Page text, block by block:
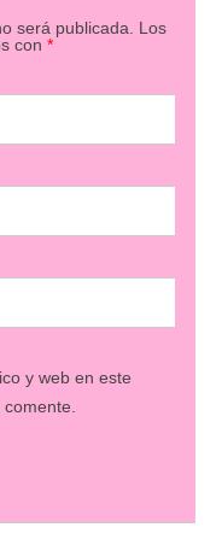
será publicada.
Los
con *
y web en este